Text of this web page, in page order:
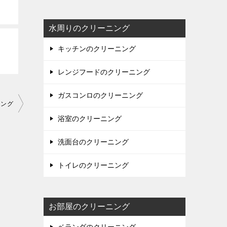
グ
水周りのクリーニング
キッチンのクリーニング
レンジフードのクリーニング
ガスコンロのクリーニング
浴室のクリーニング
洗面台のクリーニング
トイレのクリーニング
お部屋のクリーニング